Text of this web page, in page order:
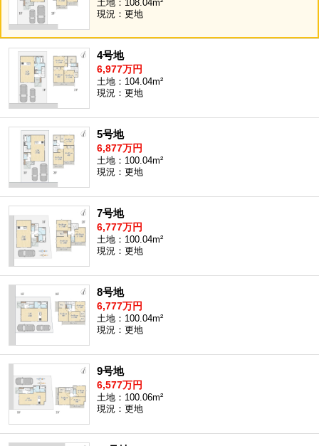
土地：108.04m²
現況：更地
4号地
6,977万円
土地：104.04m²
現況：更地
5号地
6,877万円
土地：100.04m²
現況：更地
7号地
6,777万円
土地：100.04m²
現況：更地
8号地
6,777万円
土地：100.04m²
現況：更地
9号地
6,577万円
土地：100.06m²
現況：更地